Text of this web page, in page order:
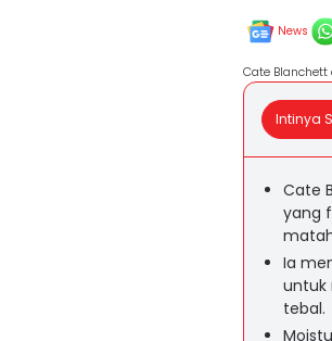
News
Cate Blanchett
Intinya
Cate
yang
Ia
untuk
tebal.